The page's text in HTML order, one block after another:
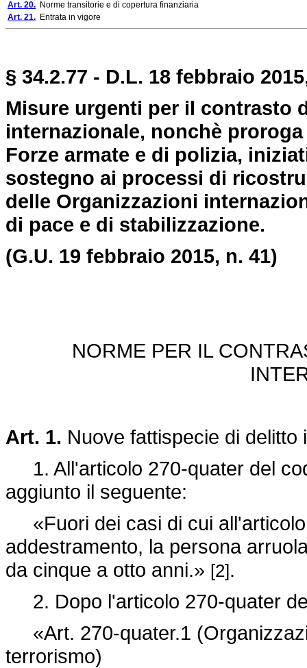
Art. 20. Norme transitorie e di copertura finanziaria
Art. 21. Entrata in vigore
§ 34.2.77 - D.L. 18 febbraio
Misure urgenti per il contrasto
internazionale, nonchè
Forze armate e di polizia,
sostegno ai processi di
delle Organizzazioni
di pace e di stabilizzazione.
(G.U. 19 febbraio 2015, n. 41)
NORME PER IL
Art. 1. Nuove fattispecie di
1. All'articolo 270-quater del
aggiunto il seguente:
«Fuori dei casi di cui
addestramento, la persona
da cinque a otto anni.» [2].
2. Dopo l'articolo 270-quater
«Art. 270-quater.1
terrorismo)